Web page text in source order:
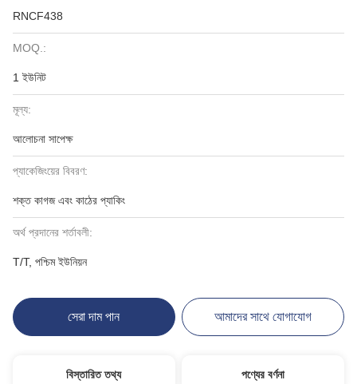
RNCF438
MOQ.:
1 ইউনিট
মূল্য:
আলোচনা সাপেক্ষ
প্যাকেজিংয়ের বিবরণ:
শক্ত কাগজ এবং কাঠের প্যাকিং
অর্থ প্রদানের শর্তাবলী:
T/T, পশ্চিম ইউনিয়ন
সেরা দাম পান আমাদের সাথে যোগাযোগ
বিস্তারিত তথ্য পণ্যের বর্ণনা